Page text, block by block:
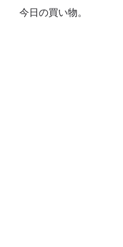
今日の買い物。